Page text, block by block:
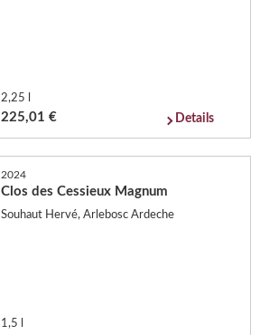
2,25 l
225,01 € Details
2024
Clos des Cessieux Magnum
Souhaut Hervé, Arlebosc Ardeche
1,5 l